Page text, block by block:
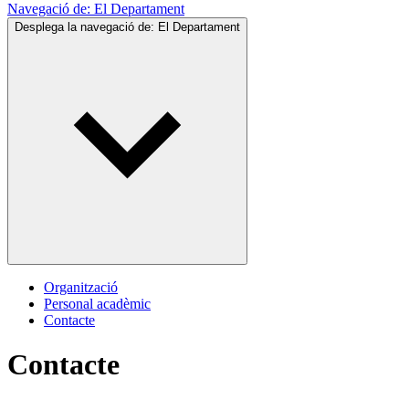
Navegació de: El Departament
Desplega la navegació de: El Departament
Organització
Personal acadèmic
Contacte
Contacte